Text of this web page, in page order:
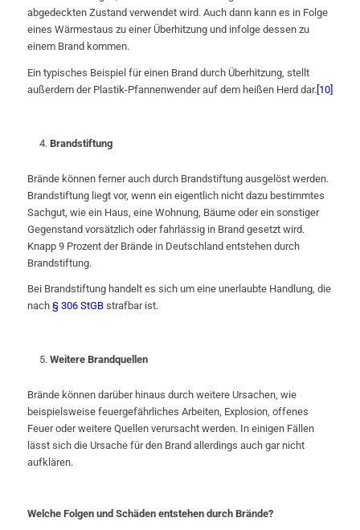
abgedeckten Zustand verwendet wird. Auch dann kann es in Folge
eines Wärmestaus zu einer Überhitzung und infolge dessen zu
einem Brand kommen.
Ein typisches Beispiel für einen Brand durch Überhitzung, stellt
außerdem der Plastik-Pfannenwender auf dem heißen Herd dar. [10]
Brandstiftung
Brände können ferner auch durch Brandstiftung ausgelöst werden.
Brandstiftung liegt vor, wenn ein eigentlich nicht dazu bestimmtes
Sachgut, wie ein Haus, eine Wohnung, Bäume oder ein sonstiger
Gegenstand vorsätzlich oder fahrlässig in Brand gesetzt wird.
Knapp 9 Prozent der Brände in Deutschland entstehen durch
Brandstiftung.
Bei Brandstiftung handelt es sich um eine unerlaubte Handlung, die
nach § 306 StGBstrafbar ist.
Weitere Brandquellen
Brände können darüber hinaus durch weitere Ursachen, wie
beispielsweise feuergefährliches Arbeiten, Explosion, offenes
Feuer oder weitere Quellen verursacht werden. In einigen Fällen
lässt sich die Ursache für den Brand allerdings auch gar nicht
aufklären.
Welche Folgen und Schäden entstehen durch Brände?